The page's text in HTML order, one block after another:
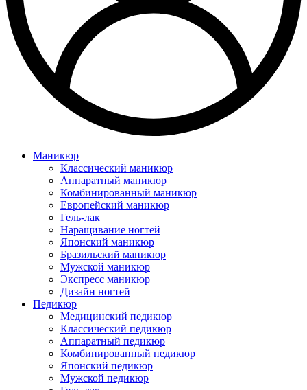
Маникюр
Классический маникюр
Аппаратный маникюр
Комбинированный маникюр
Европейский маникюр
Гель-лак
Наращивание ногтей
Японский маникюр
Бразильский маникюр
Мужской маникюр
Экспресс маникюр
Дизайн ногтей
Педикюр
Медицинский педикюр
Классический педикюр
Аппаратный педикюр
Комбинированный педикюр
Японский педикюр
Мужской педикюр